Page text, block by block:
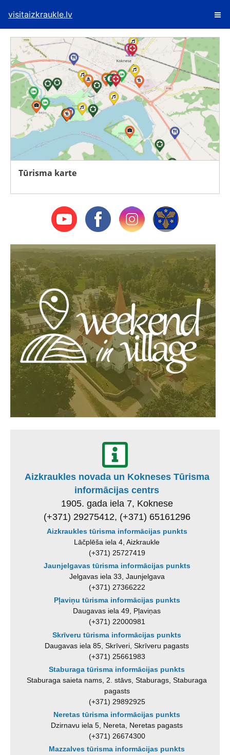
visitaizkraukle.lv
Tūrisma karte
Aizkraukles novada un Kokneses Tūrisma
informācijas centrs
1905. gada iela 7, Koknese
(+371) 29275412, (+371) 65161296
Aizkraukles tūrisma informācijas punkts
Lāčplēša iela 4, Aizkraukle
(+371) 25727419
Jaunjelgavas tūrisma informācijas punkts
Jelgavas iela 33, Jaunjelgava
(+371) 27366222
Pļaviņu tūrisma informācijas punkts
Daugavas iela 49, Pļaviņas
(+371) 22000981
Skrīveru tūrisma informācijas punkts
Daugavas iela 85, Skrīveri, Skrīveru pagasts
(+371) 25661983
Staburaga tūrisma informācijas punkts
Staburaga saieta nams, 2. stāvs, Staburags, Staburaga
pagasts
(+371) 29892925
Neretas tūrisma informācijas punkts
Dzirnavu iela 5, Nereta, Neretas pagasts
(+371) 26674300
Mazzalves tūrisma informācijas punkts